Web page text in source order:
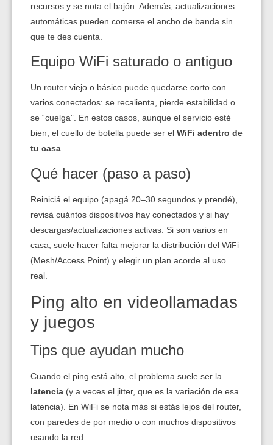
recursos y se nota el bajón. Además, actualizaciones
automáticas pueden comerse el ancho de banda sin
que te des cuenta.
Equipo WiFi saturado o antiguo
Un router viejo o básico puede quedarse corto con
varios conectados: se recalienta, pierde estabilidad o
se “cuelga”. En estos casos, aunque el servicio esté
bien, el cuello de botella puede ser el WiFi adentro de
tu casa.
Qué hacer (paso a paso)
Reiniciá el equipo (apagá 20–30 segundos y prendé),
revisá cuántos dispositivos hay conectados y si hay
descargas/actualizaciones activas. Si son varios en
casa, suele hacer falta mejorar la distribución del WiFi
(Mesh/Access Point) y elegir un plan acorde al uso
real.
Ping alto en videollamadas
y juegos
Tips que ayudan mucho
Cuando el ping está alto, el problema suele ser la
latencia (y a veces el jitter, que es la variación de esa
latencia). En WiFi se nota más si estás lejos del router,
con paredes de por medio o con muchos dispositivos
usando la red.